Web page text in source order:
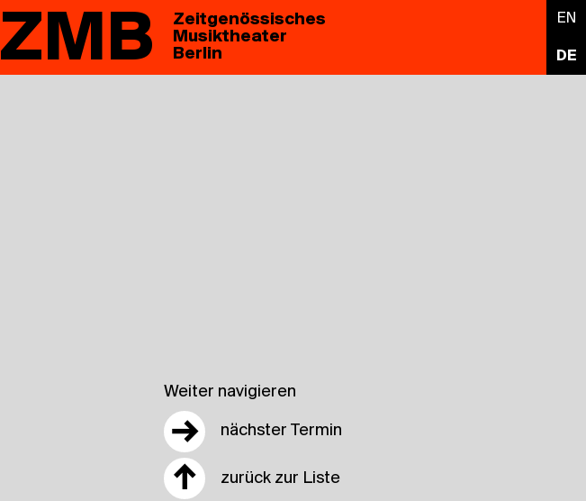
EN
DE
ZMB
Zeitgenössisches
Musiktheater
Berlin
Weiter navigieren
→ nächster Termin
↑ zurück zur Liste